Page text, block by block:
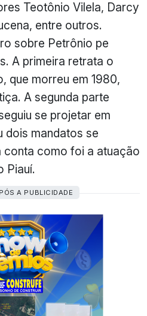
Teotônio Vilela, Darcy
entre outros.
sobre Petrônio pe
A primeira retrata o
que morreu em 1980,
A segunda parte
se projetar em
dois mandatos se
conta como foi a atuação
Piauí.
A PUBLICIDADE